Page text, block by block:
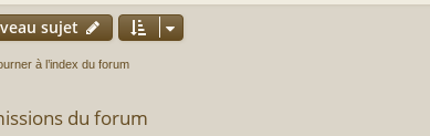
sujet
à l’index du forum
du forum